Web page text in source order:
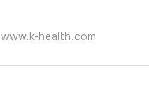
www.k-health.com